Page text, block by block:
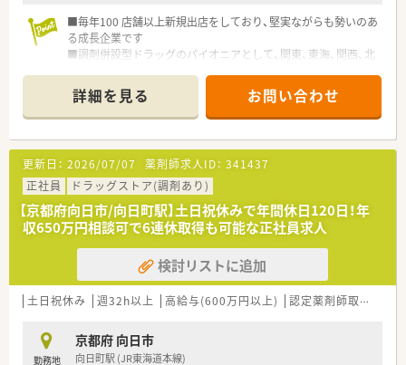
【求人情報について】
■経験や年齢を考慮した上で最高年収650万円まで相談が可能
であり、大手チェーンならではの手厚い給与体系が大きな魅力で
す。
■薬剤師手当10万円や遠隔地手当などの諸手当が充実してお
り、個人の状況に応じた柔軟な待遇提示を受けることが期待でき
ます。
■昇給は年1回、賞与は年2回の支給実績があり、日々の頑張りが
しっかりと評価される仕組みが整っているためモチベーション
が維持できます。
■毎年100 店舗以上新規出店をしており、堅実ながらも勢いのあ
る成長企業です
■調剤併設型ドラッグのパイオニアとして、関東、東海、関西、北
■研修制度は様々なプランがあり、集合研修だけでなく任意で受
講可能な研修も幅広く用意されています
■店舗で活躍する従業員、社外で活躍する従業員、将来経営幹部
となる従業員など、薬剤師として様々な活躍ができるフィールド
を用意されています
■総合薬剤師・調剤薬剤師（土日休み・19時までの勤務）どちらか
の働き方を選択できます
■調剤併設型だけでなく「医療モール・クリニック併設店舗」「敷
地内薬局」「訪問調剤特化型店舗」など様々な店舗を運営してい
ます
■在宅医療にも積極的取り組んでおり「訪問調剤特化型店舗」を
50店舗以上、無菌調剤室は業界最多の51店舗設置しています
■「プラチナくるみん認定企業」「健康経営優良法人2023（大規模
法人部門）認定」等を取得し一人ひとりが働きやすい環境が整備
■充実した研修制度、人事制度、評価制度、キャリア支援制度等
があるのも特徴です
詳細を見る お問い合わせ
更新日： 2026/07/07 薬剤師求人ID： 341437
正社員
ドラッグストア(調剤あり)
【京都府向日市/向日町駅】土日祝休みで年間休日120日！年
収650万円相談可で6連休取得も可能な正社員求人
検討リストに追加
土日祝休み 週32h以上 高給与(600万円以上) 認定薬剤師取得支援あり
勤務地
京都府 向日市
向日町駅 (JR東海道本線)